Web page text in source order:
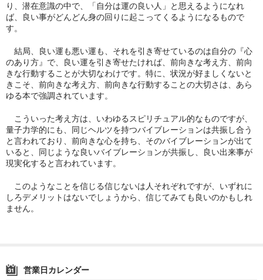
り、潜在意識の中で、「自分は運の良い人」と思えるようになれ
ば、良い事がどんどん身の回りに起こってくるようになるもので
す。
結局、良い運も悪い運も、それを引き寄せているのは自分の『心
のあり方』で、良い運を引き寄せたければ、前向きな考え方、前向
きな行動することが大切なわけです。特に、状況が好ましくないと
きこそ、前向きな考え方、前向きな行動することの大切さは、あら
ゆる本で強調されています。
こういった考え方は、いわゆるスピリチュアル的なものですが、
量子力学的にも、同じヘルツを持つバイブレーションは共振し合う
と言われており、前向きな心を持ち、そのバイブレーションが出て
いると、同じような良いバイブレーションが共振し、良い出来事が
現実化すると言われています。
このようなことを信じる信じないは人それぞれですが、いずれに
しろデメリットはないでしょうから、信じてみても良いのかもしれ
ません。
営業日カレンダー